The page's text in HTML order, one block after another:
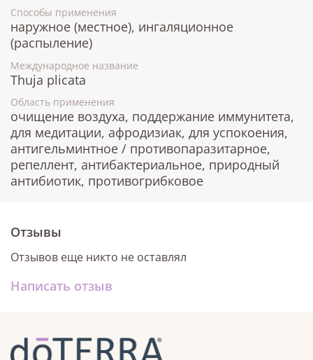
Способы применения
наружное (местное), ингаляционное
(распыление)
Международное название
Thuja plicata
Область применения
очищение воздуха, поддержание иммунитета,
для медитации, афродизиак, для успокоения,
антигельминтное / противопаразитарное,
репеллент, антибактериальное, природный
антибиотик, противогрибковое
Отзывы
Отзывов еще никто не оставлял
Написать отзыв